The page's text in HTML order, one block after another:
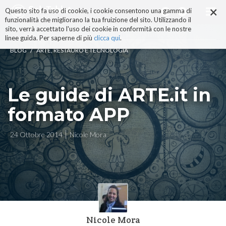
×
Questo sito fa uso di cookie, i cookie consentono una gamma di
funzionalità che migliorano la tua fruizione del sito. Utilizzando il
sito, verrà accettato l'uso dei cookie in conformità con le nostre
linee guida. Per saperne di più clicca qui.
ai
contenuti.
|
alla
navigazione
BLOG / ARTE, RESTAURO E TECNOLOGIA
Le guide di ARTE.it in
formato APP
24 Ottobre 2014 Nicole Mora
Nicole Mora